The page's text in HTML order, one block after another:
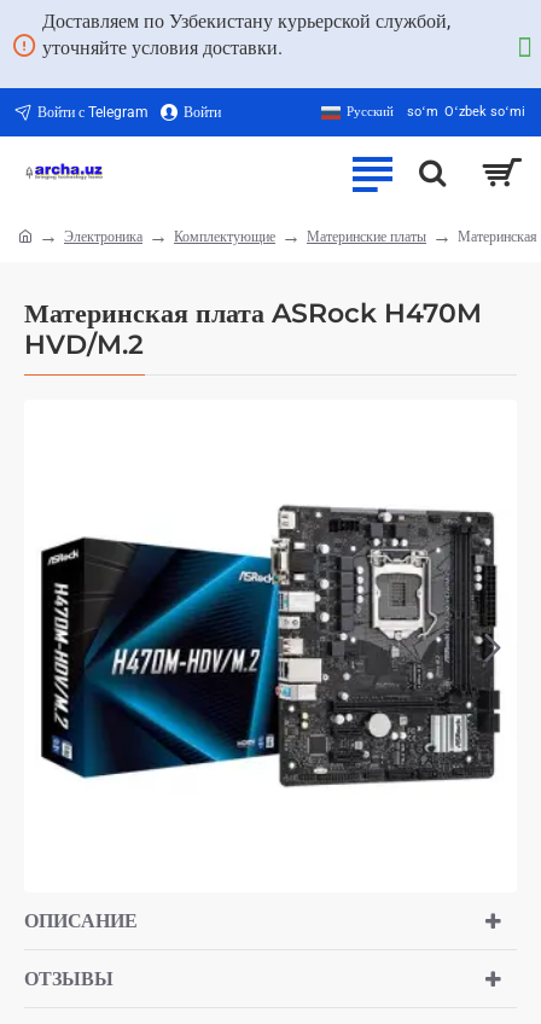
Доставляем по Узбекистану курьерской службой,
уточняйте условия доставки.
Войти с Telegram Войти Русский soʻm Oʻzbek soʻmi
Материнская плата ASRock H470M
HVD/M.2
Электроника Комплектующие Материнские платы
ОПИСАНИЕ
ОТЗЫВЫ